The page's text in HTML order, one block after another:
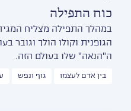
כוח התפילה
במהלך התפילה מצליח
הגופנית וקולו הולך וגובר
ה"הנאה" שלו בעולם הזה.
בין אדם לעצמו גוף ונפש